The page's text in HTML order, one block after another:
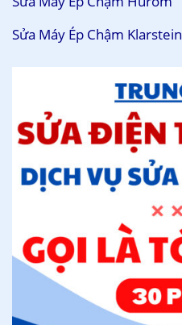
Sửa Máy Ép Chậm Klarstein